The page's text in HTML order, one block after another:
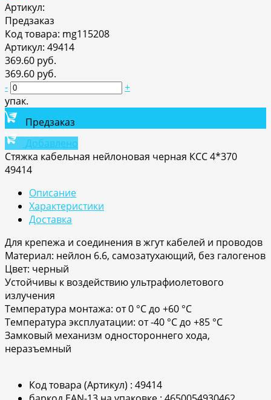
Артикул:
Предзаказ
Код товара: mg115208
Артикул: 49414
369.60 руб.
369.60 руб.
-
+
упак.
Предзаказ
Добавлено
Стяжка кабельная нейлоновая черная КСС 4*370
49414
Описание
Характеристики
Доставка
Для крепежа и соединения в жгут кабелей и проводов
Материал: нейлон 6.6, самозатухающий, без галогенов
Цвет: черный
Устойчивы к воздействию ультрафиолетового
излучения
Температура монтажа: от 0 °С до +60 °С
Температура эксплуатации: от -40 °С до +85 °С
Замковый механизм одностороннего хода,
неразъемный
Код товара (Артикул) : 49414